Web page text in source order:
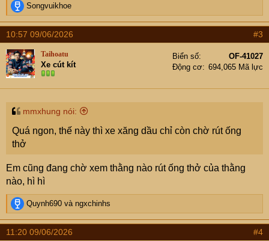
R
e
a
t
i
o
n
s
Songvuikhoe
10:57 09/06/2026 #3
Taihoatu
Xe cút kít
Biển số
OF-41027
Động cơ
694,065 Mã lực
mmxhung nói:
Quá ngon, thế này thì xe xăng dầu chỉ còn chờ rút ống
thở
Em cũng đang chờ xem thằng nào rút ống thở của thằng
nào, hì hì
R
e
a
c
Quynh690 và ngxchinhs
11:20 09/06/2026 #4